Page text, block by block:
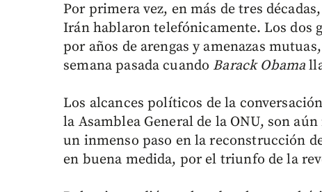
Por primera vez, en más de tres
Irán hablaron telefónicamente. Los dos
por años de arengas y amenazas
semana pasada cuando Barack Obama
Los alcances políticos de la
la Asamblea General de la ONU, son
un inmenso paso en la reconstrucción
en buena medida, por el triunfo de la